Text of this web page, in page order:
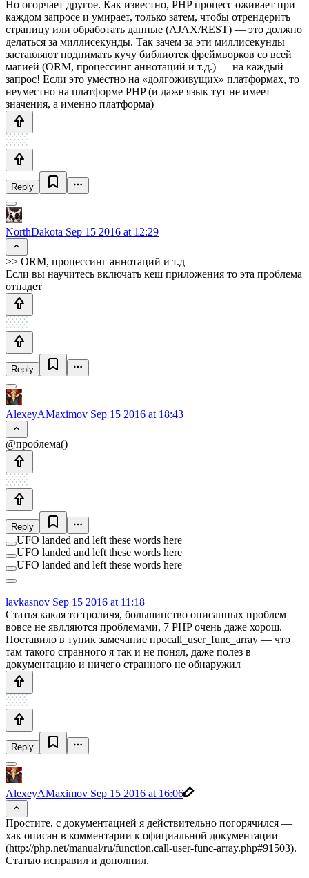
Но огорчает другое. Как известно, PHP процесс оживает при
каждом запросе и умирает, только затем, чтобы отрендерить
страницу или обработать данные (AJAX/REST) — это должно
делаться за миллисекунды. Так зачем за эти миллисекунды
заставляют поднимать кучу библиотек фреймворков со всей
магией (ORM, процессинг аннотаций и т.д.) — на каждый
запрос! Если это уместно на «долгоживущих» платформах, то
неуместно на платформе PHP (и даже язык тут не имеет
значения, а именно платформа)
Reply
NorthDakota Sep 15 2016 at 12:29
>> ORM, процессинг аннотаций и т.д
Если вы научитесь включать кеш приложения то эта проблема
отпадет
Reply
AlexeyAMaximov Sep 15 2016 at 18:43
@проблема()
Reply
UFO landed and left these words here
UFO landed and left these words here
UFO landed and left these words here
lavkasnov Sep 15 2016 at 11:18
Статья какая то троличя, большинство описанных проблем
вовсе не явлляются проблемами, 7 PHP очень даже хорош.
Поставило в тупик замечание проcall_user_func_array — что
там такого странного я так и не понял, даже полез в
документацию и ничего странного не обнаружил
Reply
AlexeyAMaximov Sep 15 2016 at 16:06
Простите, с документацией я действительно погорячился —
хак описан в комментарии к официальной документации
(http://php.net/manual/ru/function.call-user-func-array.php#91503).
Статью исправил и дополнил.